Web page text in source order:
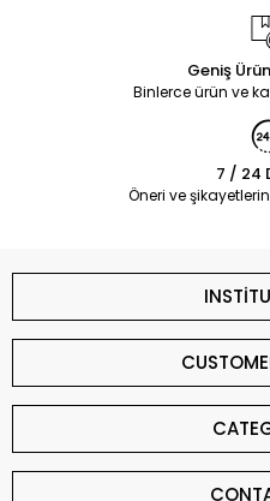
Geniş
Binlerce ürün ve
7 / 24
Öneri ve